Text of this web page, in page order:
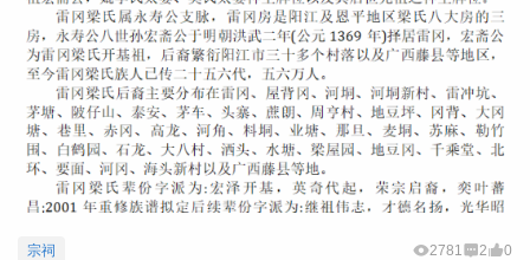
宗祠 2781 2 0